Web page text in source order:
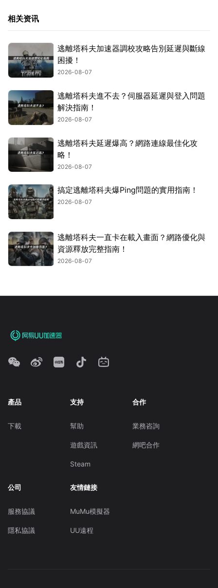
相关资讯
逃離塔科夫加速器調校攻略告別延遲與斷線
困擾！
2026-08-07
逃離塔科夫進不去？伺服器延遲與登入問題
解決指南！
2026-08-07
逃離塔科夫延遲爆高？網路連線最佳化攻
略！
2026-08-07
搞定逃離塔科夫爆Ping問題的實用指南！
2026-08-07
逃離塔科夫一直卡在載入畫面？網路優化與
資源釋放完整指南！
2026-08-07
產品
下載
支持
幫助
遊戲資訊
Steam
合作
業務咨詢
網吧合作
公司
服務協議
隱私協議
友情鏈接
MuMu模擬器
UU遠程